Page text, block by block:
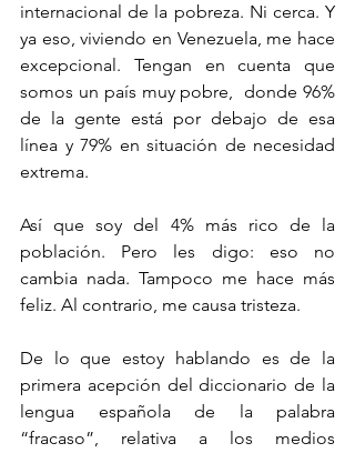
internacional de la pobreza. Ni cerca. Y
ya eso, viviendo en Venezuela, me hace
excepcional. Tengan en cuenta que
somos un país muy pobre,  donde 96%
de la gente está por debajo de esa
línea y 79% en situación de necesidad
extrema.
Así que soy del 4% más rico de la
población. Pero les digo: eso no
cambia nada. Tampoco me hace más
feliz. Al contrario, me causa tristeza.
De lo que estoy hablando es de la
primera acepción del diccionario de la
lengua española de la palabra
“fracaso”, relativa a los medios